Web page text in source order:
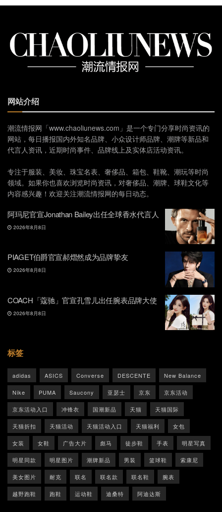
网站介绍
潮流情报网「www.chaoliunews.com」是一个专门分享时尚资讯的
网站，每日播报国内外知名品牌、小众设计师品牌、潮牌等新品和
代言人资讯，近期时尚事件、品牌线上及实体店活动资讯。
专注于服装、美妆、珠宝名表、奢侈品、箱包、鞋靴、潮玩等时尚
领域。如果你也喜欢浏览时尚资讯，对奢侈品、潮牌、球鞋文化等
内容感兴趣！欢迎关注潮流情报网的每日动态。
阿玛尼官宣Jonathan Bailey出任全球香水代言人
2026年8月8日
PIAGET伯爵官宣郝熠然成为品牌挚友
2026年8月8日
COACH「蔻驰」官宣孔雪儿出任腕表品牌大使
2026年8月8日
标签
adidas ASICS Converse DESCENTE New Balance
Nike PUMA Saucony 亚瑟士 京东 京东活动
京东活动入口 冲锋衣 国潮新品 天猫 天猫国际
天猫折扣 天猫活动 天猫活动入口 天猫福利 女包
女装 女鞋 广告大片 彪马 徒步鞋 手表 明星写真
明星同款 明星图片 潮牌新品 男装 篮球鞋 索康尼
美女图片 耐克 联名 联名款 联名鞋 腕表
越野跑鞋 跑鞋 运动鞋 迪桑特 阿迪达斯